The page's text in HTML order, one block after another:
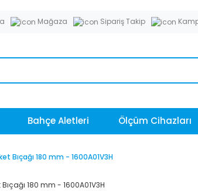
Mağaza Sipariş Takip
Bahçe Aletleri Ölçüm Cihazları
Bıçağı 180 mm - 1600A01V3H